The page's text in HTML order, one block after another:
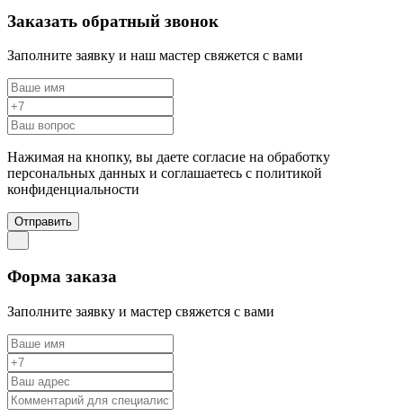
Заказать обратный звонок
Заполните заявку и наш мастер свяжется с вами
Нажимая на кнопку, вы даете согласие на обработку
персональных данных и соглашаетесь c политикой
конфиденциальности
Отправить
Форма заказа
Заполните заявку и мастер свяжется с вами